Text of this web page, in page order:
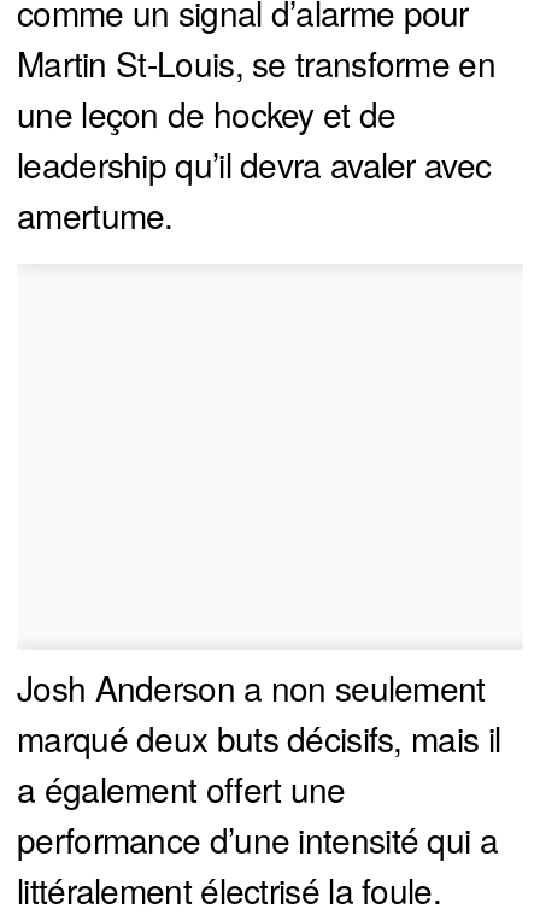
comme un signal d’alarme pour
Martin St-Louis, se transforme en
une leçon de hockey et de
leadership qu’il devra avaler avec
amertume.
Josh Anderson a non seulement
marqué deux buts décisifs, mais il
a également offert une
performance d’une intensité qui a
littéralement électrisé la foule.